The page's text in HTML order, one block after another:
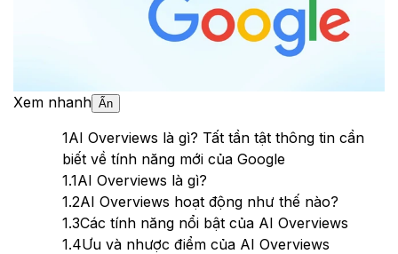
Xem nhanh Ẩn
1AI Overviews là gì? Tất tần tật thông tin cần
biết về tính năng mới của Google
1.1AI Overviews là gì?
1.2AI Overviews hoạt động như thế nào?
1.3Các tính năng nổi bật của AI Overviews
1.4Ưu và nhược điểm của AI Overviews